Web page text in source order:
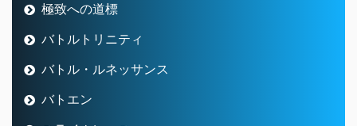
極致への道標
バトルトリニティ
バトル・ルネッサンス
バトエン